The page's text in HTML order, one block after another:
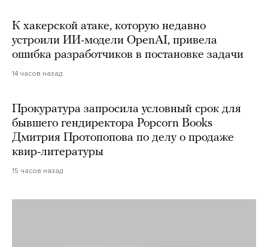
К хакерской атаке, которую недавно
устроили ИИ-модели OpenAI, привела
ошибка разработчиков в постановке задачи
14 часов назад
Прокуратура запросила условный срок для
бывшего гендиректора Popcorn Books
Дмитрия Протопопова по делу о продаже
квир-литературы
15 часов назад